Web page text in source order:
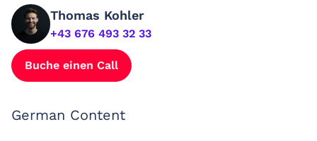
Thomas Kohler
+43 676 493 32 33
Buche einen Call
German Content